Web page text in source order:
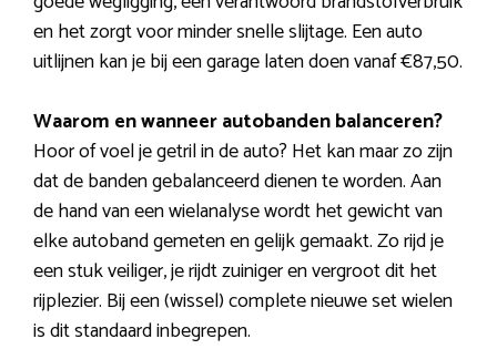
en het zorgt voor minder snelle slijtage. Een auto
uitlijnen kan je bij een garage laten doen vanaf €87,50.
Waarom en wanneer autobanden balanceren?
Hoor of voel je getril in de auto? Het kan maar zo zijn
dat de banden gebalanceerd dienen te worden. Aan
de hand van een wielanalyse wordt het gewicht van
elke autoband gemeten en gelijk gemaakt. Zo rijd je
een stuk veiliger, je rijdt zuiniger en vergroot dit het
rijplezier. Bij een (wissel) complete nieuwe set wielen
is dit standaard inbegrepen.